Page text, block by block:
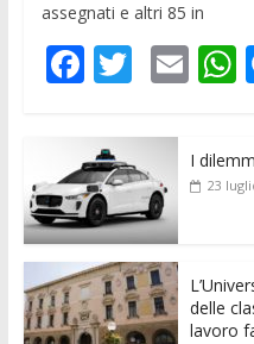
assegnati e altri 85 in
F
e
b
o
o
k
T
itt
er
E
ai
l s
I
23
delle
lavoro